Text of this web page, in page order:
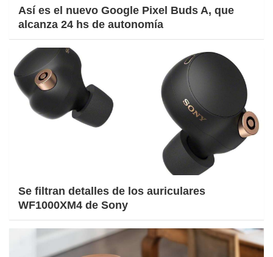
Así es el nuevo Google Pixel Buds A, que
alcanza 24 hs de autonomía
Se filtran detalles de los auriculares
WF1000XM4 de Sony